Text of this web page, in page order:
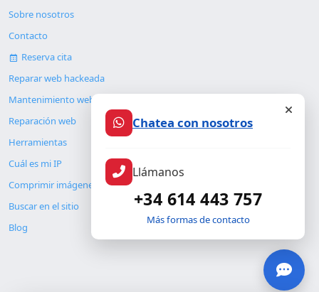
Sobre nosotros
Contacto
Reserva cita
Reparar web hackeada
Mantenimiento web
Reparación web
Herramientas
Cuál es mi IP
Comprimir imágenes
Buscar en el sitio
Blog
Chatea con nosotros
Llámanos
+34 614 443 757
Más formas de contacto